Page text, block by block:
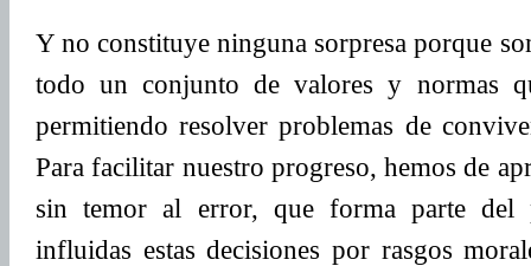
Y no constituye ninguna sorpresa porque
todo un conjunto de valores y normas
permitiendo resolver problemas de
Para facilitar nuestro progreso, hemos de
sin temor al error, que forma parte del
influidas estas decisiones por rasgos